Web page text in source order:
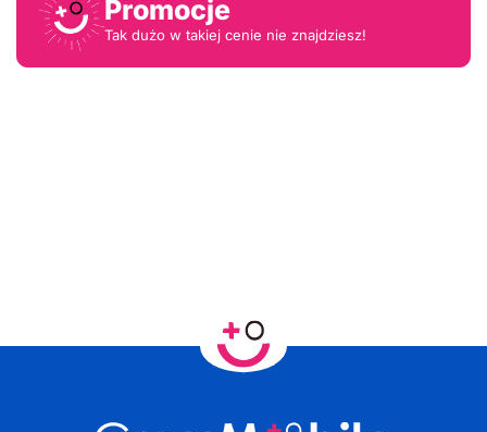
Promocje
Tak dużo w takiej cenie nie znajdziesz!